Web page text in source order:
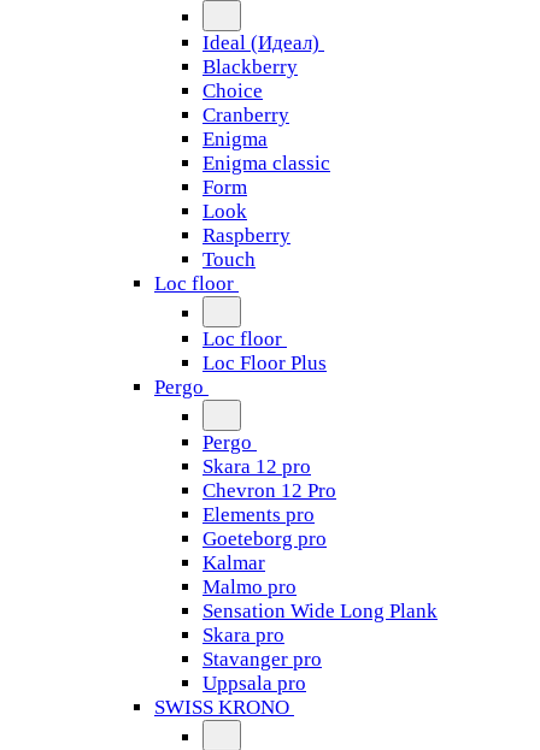
Ideal (Идеал)
Blackberry
Choice
Cranberry
Enigma
Enigma classic
Form
Look
Raspberry
Touch
Loc floor
Loc floor
Loc Floor Plus
Pergo
Pergo
Skara 12 pro
Chevron 12 Pro
Elements pro
Goeteborg pro
Kalmar
Malmo pro
Sensation Wide Long Plank
Skara pro
Stavanger pro
Uppsala pro
SWISS KRONO